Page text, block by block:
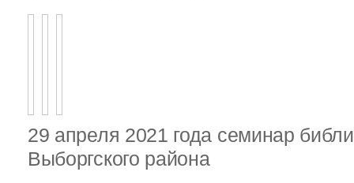
29 апреля 2021 года семинар
Выборгского района